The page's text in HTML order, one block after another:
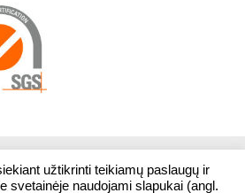
saugomos. UAB M Prekyba
užtikrinti teikiamų paslaugų ir
svetainėje naudojami slapukai (angl.